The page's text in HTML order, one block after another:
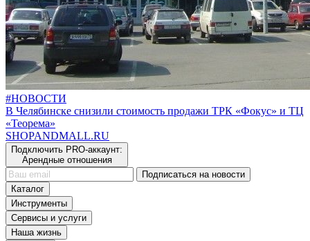
#НОВОСТИ
В Челябинске снизили стоимость продажи ТРК «Фокус» и ТЦ
«Теорема»
SHOPANDMALL.RU
Подключить PRO-аккаунт:
Арендные отношения
Подписаться на новости
Каталог
Инструменты
Сервисы и услуги
Наша жизнь